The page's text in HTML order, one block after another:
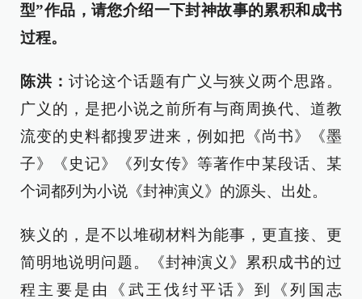
型”作品，请您介绍一下封神故事的累积和成书
过程。
陈洪： 讨论这个话题有广义与狭义两个思路。
广义的，是把小说之前所有与商周换代、道教
流变的史料都搜罗进来，例如把《尚书》《墨
子》《史记》《列女传》等著作中某段话、某
个词都列为小说《封神演义》的源头、出处。
狭义的，是不以堆砌材料为能事，更直接、更
简明地说明问题。《封神演义》累积成书的过
程主要是由《武王伐纣平话》到《列国志